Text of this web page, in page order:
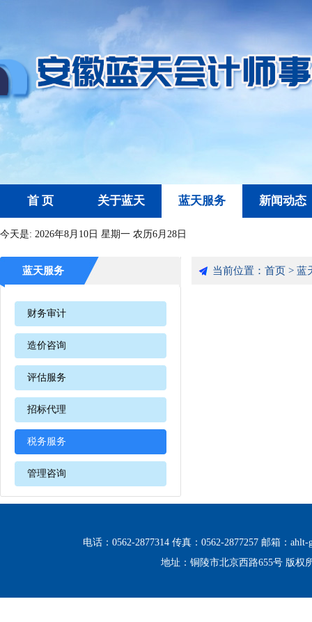
首 页 关于蓝天 蓝天服务 新闻动态
今天是: 2026年8月10日 星期一 农历6月28日
蓝天服务
财务审计
造价咨询
评估服务
招标代理
税务服务
管理咨询
当前位置： 首页 > 蓝
电话：0562-2877314 传真：0562-2877257 邮箱：
地址：铜陵市北京西路655号 版权